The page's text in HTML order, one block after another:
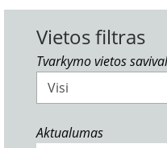
Vietos filtras
Tvarkymo vietos
Visi
Aktualumas